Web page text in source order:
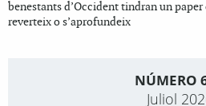
benestants d’Occident tindran un
reverteix o s’aprofundeix
NÚMERO
Juliol